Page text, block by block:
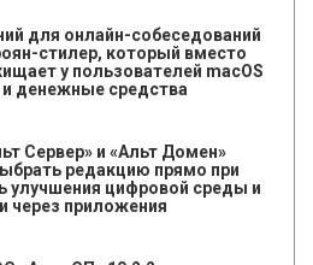
для онлайн-собеседований
стилер, который вместо
у пользователей macOS
и денежные средства
Сервер» и «Альт Домен»
редакцию прямо при
улучшения цифровой среды и
через приложения